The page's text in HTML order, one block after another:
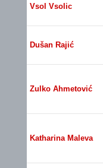
Vsol Vsolic
Dušan Rajić
Zulko Ahmetović
Katharina Maleva